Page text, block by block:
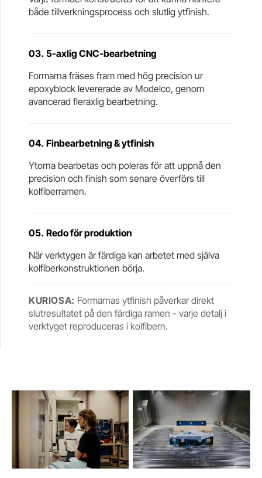
både tillverkningsprocess och slutlig ytfinish.
03. 5-axlig CNC-bearbetning
Formarna fräses fram med hög precision ur
epoxyblock levererade av Modelco, genom
avancerad fleraxlig bearbetning.
04. Finbearbetning & ytfinish
Ytorna bearbetas och poleras för att uppnå den
precision och finish som senare överförs till
kolfiberramen.
05. Redo för produktion
När verktygen är färdiga kan arbetet med själva
kolfiberkonstruktionen börja.
KURIOSA: Formarnas ytfinish påverkar direkt
slutresultatet på den färdiga ramen - varje detalj i
verktyget reproduceras i kolfibern.